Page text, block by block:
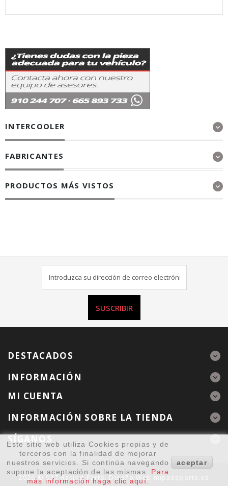
INTERCOOLER
FABRICANTES
PRODUCTOS MÁS VISTOS
SUSCRIBIR
DESTACADOS
INFORMACIÓN
2026 © 037 Racing Parts. Diseño Web
MI CUENTA
INFORMACIÓN SOBRE LA TIENDA
SÍGANOS
Este sitio web utiliza Cookies propias y de
terceros con la finalidad de mejorar
nuestros servicios. Si continúa navegando
supone la aceptación de las mismas.
Para
más información haga clic aquí
aceptar